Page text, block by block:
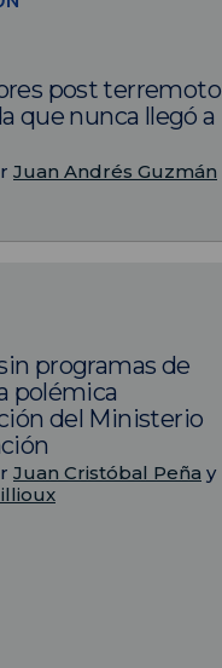
post terremoto
que nunca llegó a
Juan Andrés Guzmán
programas de
polémica
del Ministerio
Juan Cristóbal Peña y